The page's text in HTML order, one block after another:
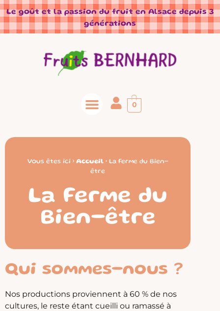
Le goût et la passion du fruit en Alsace depuis 3
générations
0
Vous êtes ici › Accueil• La Ferme du Bien-
être
La Ferme du
Bien-être
Qui sommes-nous ?
Nos productions proviennent à 60 % de nos
cultures, le reste étant cueilli ou ramassé à
Panneau de gestion des cookies